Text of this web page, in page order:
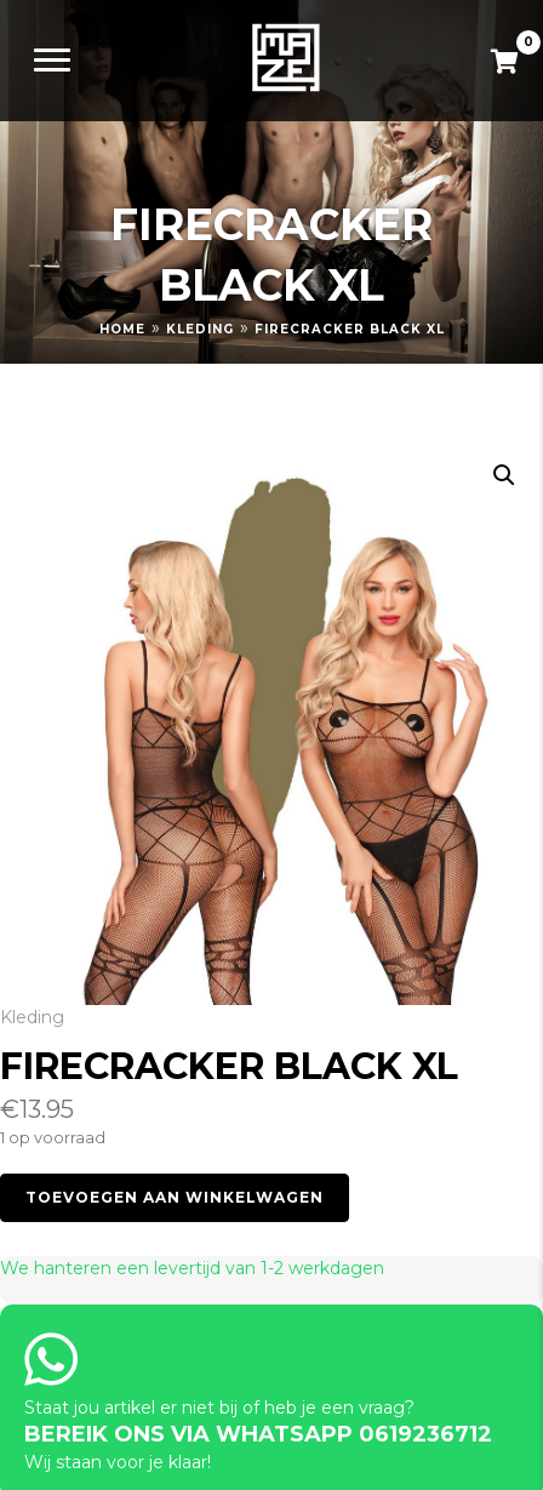
0
FIRECRACKER
BLACK XL
HOME » KLEDING » FIRECRACKER BLACK XL
Kleding
FIRECRACKER BLACK XL
€13.95
1 op voorraad
Firecracker
Black
aantal
TOEVOEGEN AAN WINKELWAGEN
We hanteren een levertijd van 1-2 werkdagen
Staat jou artikel er niet bij of heb je een vraag?
BEREIK ONS VIA WHATSAPP 0619236712
Wij staan voor je klaar!